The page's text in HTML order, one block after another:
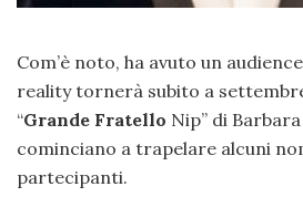
Com’è noto, ha avuto un
reality tornerà subito a
“Grande Fratello Nip” di
cominciano a trapelare alcuni
partecipanti.